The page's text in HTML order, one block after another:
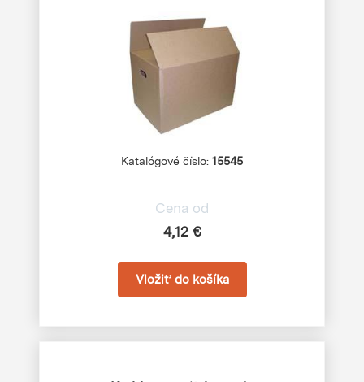
Katalógové číslo: 15545
Cena od
4,12 €